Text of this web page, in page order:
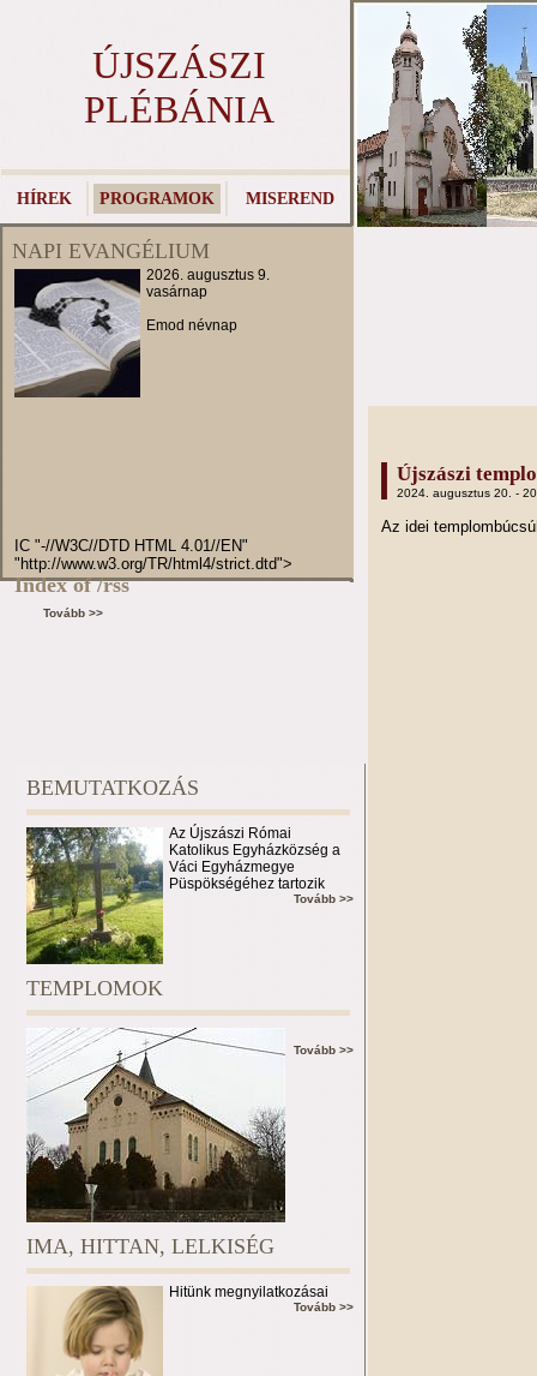
ÚJSZÁSZI
PLÉBÁNIA
HÍREK PROGRAMOK MISEREND
NAPI EVANGÉLIUM
2026. augusztus 9.
vasárnap
Emod névnap
IC "-//W3C//DTD HTML 4.01//EN"
"http://www.w3.org/TR/html4/strict.dtd">
Index of /rss
Tovább >>
Újszászi
2024. augusztus 20. -
Az idei
BEMUTATKOZÁS
Az Újszászi Római
Katolikus Egyházközség a
Váci Egyházmegye
Püspökségéhez tartozik
Tovább >>
TEMPLOMOK
Tovább >>
IMA, HITTAN, LELKISÉG
Hitünk megnyilatkozásai
Tovább >>